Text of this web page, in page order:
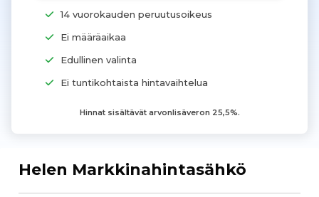
14 vuorokauden peruutusoikeus
Ei määräaikaa
Edullinen valinta
Ei tuntikohtaista hintavaihtelua
Hinnat sisältävät arvonlisäveron 25,5%.
Helen Markkinahintasähkö